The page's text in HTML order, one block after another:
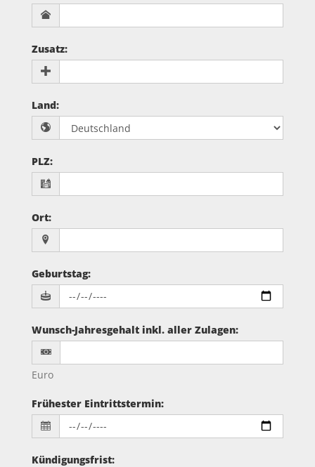
Zusatz:
Land:
PLZ:
Ort:
Geburtstag:
Wunsch-Jahresgehalt inkl. aller Zulagen:
Euro
Frühester Eintrittstermin:
Kündigungsfrist: